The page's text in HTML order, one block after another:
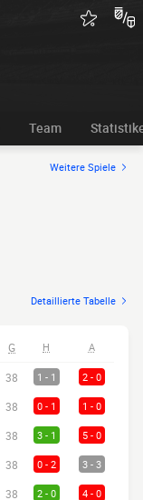
Team
Weitere Spiele
Detaillierte Tabelle
G H A
38 1 - 1 2 - 0
38 0 - 1 1 - 0
38 3 - 1 5 - 0
38 0 - 2 3 - 3
38 2 - 0 4 - 0